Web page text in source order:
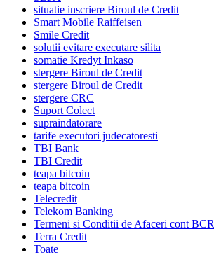
situatie inscriere Biroul de Credit
Smart Mobile Raiffeisen
Smile Credit
solutii evitare executare silita
somatie Kredyt Inkaso
stergere Biroul de Credit
stergere Biroul de Credit
stergere CRC
Suport Colect
supraindatorare
tarife executori judecatoresti
TBI Bank
TBI Credit
teapa bitcoin
teapa bitcoin
Telecredit
Telekom Banking
Termeni si Conditii de Afaceri cont BCR
Terra Credit
Toate